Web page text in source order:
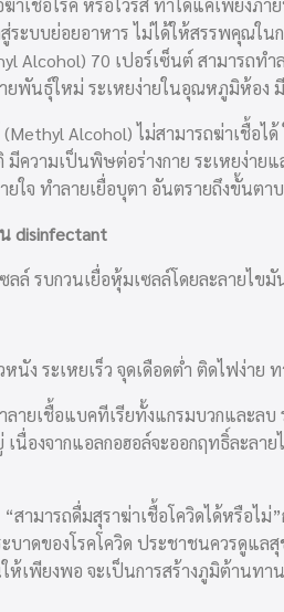
าเชื้อโรค หรือไวรัส ทำได้แค่เพียงภ
ระบบย่อยอาหาร ไม่ได้ให้สรรพคุณใ
Alcohol) 70 เปอร์เซ็นต์ สามารถท
ยพันธุ์ใหม่ ระเหยง่ายในอุณหภูมิห้อง
Alcohol) ไม่สามารถฆ่าเชื้อไ
มีความเป็นพิษต่อร่างกาย ระเหยง่าย
ยใจ ทำลายเยื่อบุตา อันตรายถึงขั้นต
disinfectant
ลล์ รบกวนเยื่อหุ้มเซลล์โดยละลายไ
หนัง ระเหยเร็ว จุดเดือดต่ำ ติดไฟง่า
ายเชื้อแบคทีเรียทั้งแกรมบวกและลบ
เนื่องจากแอลกอฮอล์จะออกฤทธิ์ละล
สามารถดื่มสุราฆ่าเชื้อโควิดได้หรือไ
ะบาดของโรคโควิด ประชาชนควรดู
ห้เพียงพอ จะเป็นการสร้างภูมิต้านทา